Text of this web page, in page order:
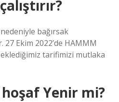
bağırsak
27 Ekim 2022’de HAMMM
tarifimizi mutlaka
Yenir mi?